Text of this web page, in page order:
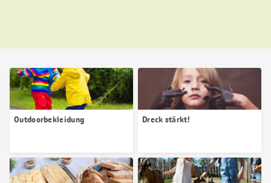
Outdoorbekleidung Dreck stärkt!